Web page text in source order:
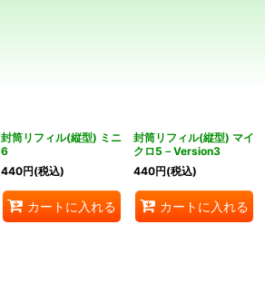
封筒リフィル(縦型) ミニ
6
440円(税込)
カートに入れる
封筒リフィル(縦型) マイ
クロ5－Version3
440円(税込)
カートに入れる